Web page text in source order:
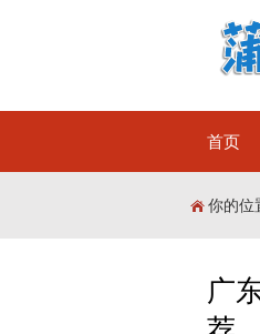
首页
你的位
广